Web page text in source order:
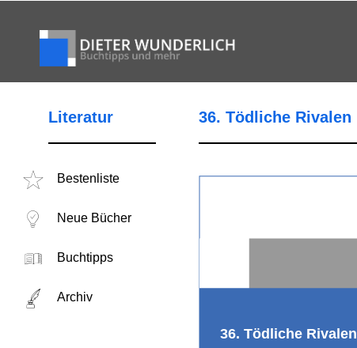
Literatur
Bestenliste
Neue Bücher
Buchtipps
Archiv
36. Tödliche Rivalen
36. Tödliche Rivalen